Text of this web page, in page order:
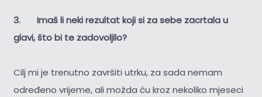
3. Imaš li neki rezultat koji si za sebe zacrtala u
glavi, što bi te zadovoljilo?
Cilj mi je trenutno završiti utrku, za sada nemam
određeno vrijeme, ali možda ću kroz nekoliko mjeseci